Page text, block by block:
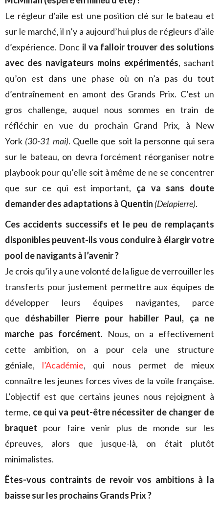
Le régleur d’aile est une position clé sur le bateau et
sur le marché, il n’y a aujourd’hui plus de régleurs d’aile
d’expérience. Donc il va falloir trouver des solutions
avec des navigateurs moins expérimentés, sachant
qu’on est dans une phase où on n’a pas du tout
d’entraînement en amont des Grands Prix. C’est un
gros challenge, auquel nous sommes en train de
réfléchir en vue du prochain Grand Prix, à New
York (30-31 mai). Quelle que soit la personne qui sera
sur le bateau, on devra forcément réorganiser notre
playbook pour qu’elle soit à même de ne se concentrer
que sur ce qui est important, ça va sans doute
demander des adaptations à Quentin (Delapierre).
Ces accidents successifs et le peu de remplaçants
disponibles peuvent-ils vous conduire à élargir votre
pool de navigants à l’avenir ?
Je crois qu’il y a une volonté de la ligue de verrouiller les
transferts pour justement permettre aux équipes de
développer leurs équipes navigantes, parce
que déshabiller Pierre pour habiller Paul, ça ne
marche pas forcément. Nous, on a effectivement
cette ambition, on a pour cela une structure
géniale, l’Académie, qui nous permet de mieux
connaître les jeunes forces vives de la voile française.
L’objectif est que certains jeunes nous rejoignent à
terme, ce qui va peut-être nécessiter de changer de
braquet pour faire venir plus de monde sur les
épreuves, alors que jusque-là, on était plutôt
minimalistes.
Êtes-vous contraints de revoir vos ambitions à la
baisse sur les prochains Grands Prix ?